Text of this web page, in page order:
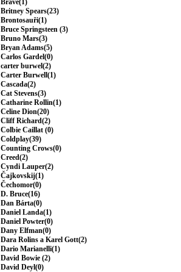
Brave(1)
Britney Spears(23)
Brontosauři(1)
Bruce Springsteen (3)
Bruno Mars(3)
Bryan Adams(5)
Carlos Gardel(0)
carter burwel(2)
Carter Burwell(1)
Cascada(2)
Cat Stevens(3)
Catharine Rollin(1)
Celine Dion(20)
Cliff Richard(2)
Colbie Caillat (0)
Coldplay(39)
Counting Crows(0)
Creed(2)
Cyndi Lauper(2)
Čajkovskij(1)
Čechomor(0)
D. Bruce(16)
Dan Bárta(0)
Daniel Landa(1)
Daniel Powter(0)
Dany Elfman(0)
Dara Rolins a Karel Gott(2)
Dario Marianelli(1)
David Bowie (2)
David Deyl(0)